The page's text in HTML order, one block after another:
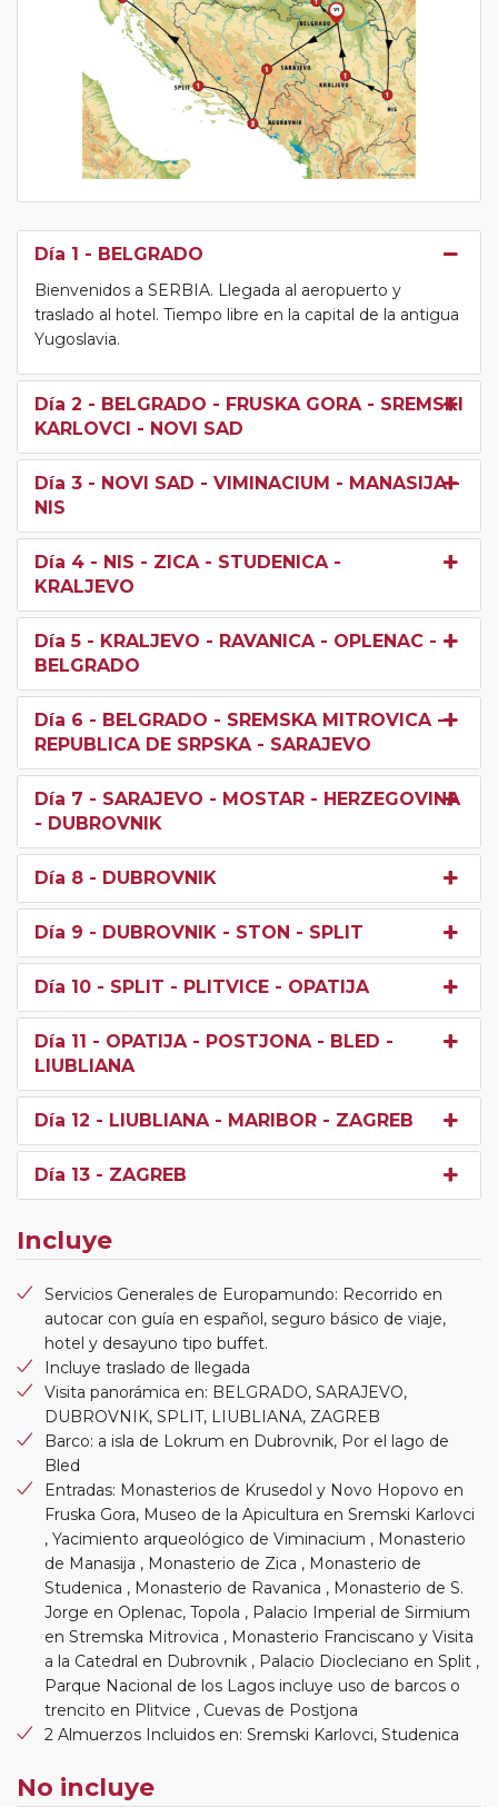
Día 1 - BELGRADO
Bienvenidos a SERBIA. Llegada al aeropuerto y
traslado al hotel. Tiempo libre en la capital de la antigua
Yugoslavia.
Día 2 - BELGRADO - FRUSKA GORA - SREMSKI
KARLOVCI - NOVI SAD
Día 3 - NOVI SAD - VIMINACIUM - MANASIJA -
NIS
Día 4 - NIS - ZICA - STUDENICA -
KRALJEVO
Día 5 - KRALJEVO - RAVANICA - OPLENAC -
BELGRADO
Día 6 - BELGRADO - SREMSKA MITROVICA -
REPUBLICA DE SRPSKA - SARAJEVO
Día 7 - SARAJEVO - MOSTAR - HERZEGOVINA
- DUBROVNIK
Día 8 - DUBROVNIK
Día 9 - DUBROVNIK - STON - SPLIT
Día 10 - SPLIT - PLITVICE - OPATIJA
Día 11 - OPATIJA - POSTJONA - BLED -
LIUBLIANA
Día 12 - LIUBLIANA - MARIBOR - ZAGREB
Día 13 - ZAGREB
Incluye
Servicios Generales de Europamundo: Recorrido en
autocar con guía en español, seguro básico de viaje,
hotel y desayuno tipo buffet.
Incluye traslado de llegada
Visita panorámica en: BELGRADO, SARAJEVO,
DUBROVNIK, SPLIT, LIUBLIANA, ZAGREB
Barco: a isla de Lokrum en Dubrovnik, Por el lago de
Bled
Entradas: Monasterios de Krusedol y Novo Hopovo en
Fruska Gora, Museo de la Apicultura en Sremski Karlovci
, Yacimiento arqueológico de Viminacium , Monasterio
de Manasija , Monasterio de Zica , Monasterio de
Studenica , Monasterio de Ravanica , Monasterio de S.
Jorge en Oplenac, Topola , Palacio Imperial de Sirmium
en Stremska Mitrovica , Monasterio Franciscano y Visita
a la Catedral en Dubrovnik , Palacio Diocleciano en Split ,
Parque Nacional de los Lagos incluye uso de barcos o
trencito en Plitvice , Cuevas de Postjona
2 Almuerzos Incluidos en: Sremski Karlovci, Studenica
No incluye